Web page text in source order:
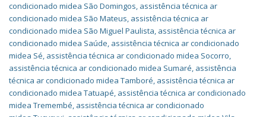
condicionado midea São Domingos, assistência técnica ar
condicionado midea São Mateus, assistência técnica ar
condicionado midea São Miguel Paulista, assistência técnica ar
condicionado midea Saúde, assistência técnica ar condicionado
midea Sé, assistência técnica ar condicionado midea Socorro,
assistência técnica ar condicionado midea Sumaré, assistência
técnica ar condicionado midea Tamboré, assistência técnica ar
condicionado midea Tatuapé, assistência técnica ar condicionado
midea Tremembé, assistência técnica ar condicionado